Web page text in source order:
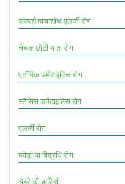
संस्पर्श त्वचाशोथ एलर्जी रोग
चेचक छोटी माता रोग
एटॉपिक डर्मेटाइटिस रोग
स्टैसिस डर्मेटाइटिस रोग
एलर्जी रोग
फोड़ा या विद्रधि रोग
चेहरे की झुर्रियाँ